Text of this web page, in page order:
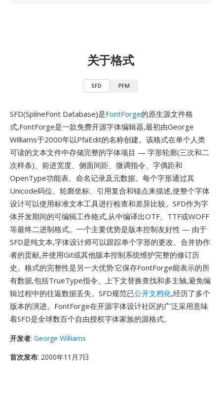
关于格式
SFD PFM
SFD(SplineFont Database)是FontForge的原生源文件格
式,FontForge是一款免费开源字体编辑器,最初由George
Williams于2000年以PfaEdit的名称创建。该格式在单个人类
可读的文本文件中存储完整的字体项目 — 字形轮廓(三次和二
次样条)、前进宽度、侧面间距、微调指令、字偶距和
OpenType功能表、命名记录及元数据。每个字形通过其
Unicode码位、轮廓坐标、引用复合和锚点来描述,使整个字体
设计可以使用标准文本工具进行检查和差异比较。SFD作为字
体开发期间的可编辑工作格式,从中编译出OTF、TTF或WOFF
等最终二进制格式。一个主要优势是版本控制友好性 — 由于
SFD是纯文本,字体设计师可以跟踪单个字形的更改、合并协作
者的贡献,并使用Git或其他版本控制系统维护完整的修订历
史。格式的完整性是另一大优势:它保存FontForge能表示的所
有数据,包括TrueType指令、上下文替换查找和多主轴,避免编
辑过程中的往返数据丢失。SFD规范已公开文档化,经历了多个
版本的演进。FontForge在开源字体设计社区的广泛采用意味
着SFD是全球数百个自由授权字体家族的源格式。
开发者: George Williams
首次发布: 2000年11月7日